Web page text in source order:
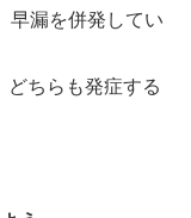
早漏を併発してい
ちらも発症する